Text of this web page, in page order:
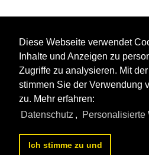
Diese Webseite verwendet
Inhalte und Anzeigen zu
Zugriffe zu analysieren. Mit
stimmen Sie der Verwendung
zu. Mehr erfahren:
Datenschutz , Personalisierte
Ich stimme zu und